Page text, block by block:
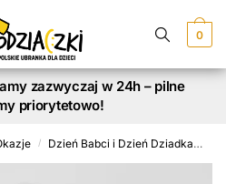
0
zazwyczaj w 24h – pilne
priorytetowo!
/ Dzień Babci i Dzień Dziadka